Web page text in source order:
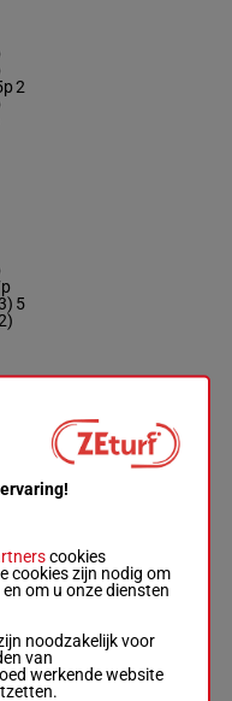
2
5
cookies
cookies zijn nodig om
om u onze diensten
noodzakelijk voor
van
werkende website